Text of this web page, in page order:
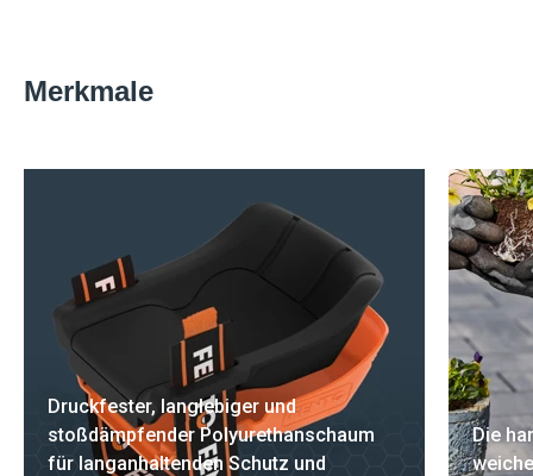
Merkmale
Druckfester, langlebiger und
stoßdämpfender Polyurethanschaum
für langanhaltenden Schutz und
Die